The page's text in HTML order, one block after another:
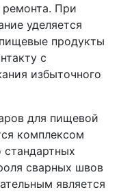
При
уделяется
продукты
с
избыточного
для пищевой
комплексом
сварных швов
является